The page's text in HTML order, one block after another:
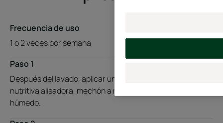
Frecuencia de uso
1 o 2 veces por semana
Paso 1
Después del lavado, aplicar una nuez de mascarilla
nutritiva alisadora, mechón a mechón, por todo el cabello
húmedo.